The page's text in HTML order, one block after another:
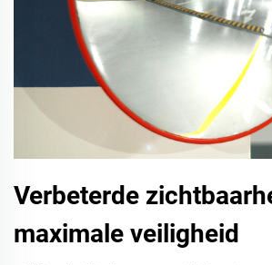
Verbeterde
maximale veiligheid